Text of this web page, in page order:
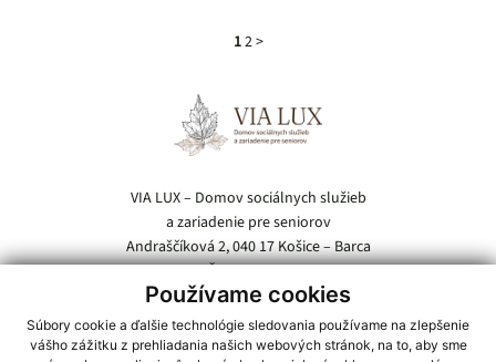
Používame cookies
Súbory cookie a ďalšie technológie sledovania používame na zlepšenie
vášho zážitku z prehliadania našich webových stránok, na to, aby sme
1 2 >
VIA LUX – Domov sociálnych služieb
a zariadenie pre seniorov
Andraščíková 2, 040 17 Košice – Barca
IČO: 00696854
Tel.:055 / 685 54 21
E-mail:vialux@domov-barca.sk